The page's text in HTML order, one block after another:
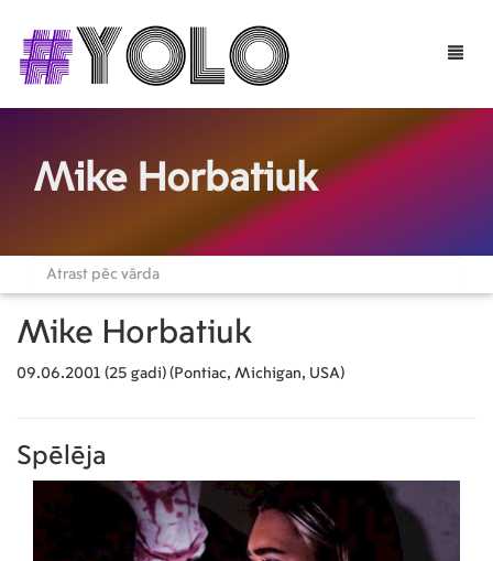
Toggle
Mike Horbatiuk
Mike Horbatiuk
09.06.2001 (25 gadi) (Pontiac, Michigan, USA)
Spēlēja